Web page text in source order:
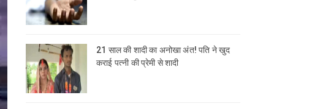
21 साल की शादी का अनोखा अंत! पति ने खुद
कराई पत्नी की प्रेमी से शादी